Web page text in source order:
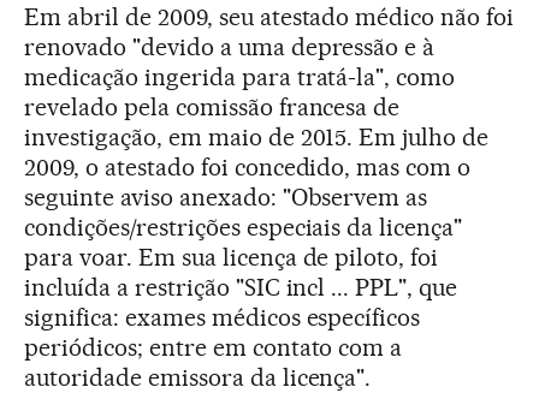
Em abril de 2009, seu atestado médico não foi
renovado "devido a uma depressão e à
medicação ingerida para tratá-la", como
revelado pela comissão francesa de
investigação, em maio de 2015. Em julho de
2009, o atestado foi concedido, mas com o
seguinte aviso anexado: "Observem as
condições/restrições especiais da licença"
para voar. Em sua licença de piloto, foi
incluída a restrição "SIC incl ... PPL", que
significa: exames médicos específicos
periódicos; entre em contato com a
autoridade emissora da licença".